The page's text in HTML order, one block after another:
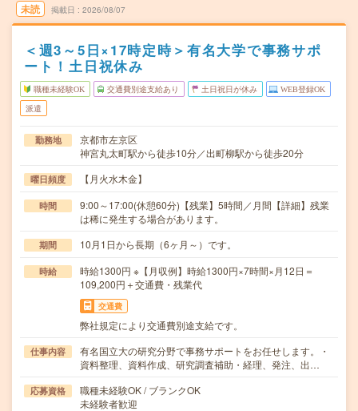
未読 掲載日 2026/08/07
＜週3～5日×17時定時＞有名大学で事務サポ
ート！土日祝休み
職種未経験OK 交通費別途支給あり 土日祝日が休み WEB登録OK
派遣
勤務地
京都市左京区
神宮丸太町駅から徒歩10分／出町柳駅から徒歩20分
曜日頻度 【月火水木金】
時間
9:00～17:00(休憩60分)【残業】5時間／月間【詳細】残業
は稀に発生する場合があります。
期間 10月1日から長期（6ヶ月～）です。
時給
時給1300円 ※【月収例】時給1300円×7時間×月12日＝
109,200円＋交通費・残業代
交通費
弊社規定により交通費別途支給です。
仕事内容
有名国立大の研究分野で事務サポートをお任せします。・
資料整理、資料作成、研究調査補助・経理、発注、出…
応募資格
職種未経験OK / ブランクOK
未経験者歓迎